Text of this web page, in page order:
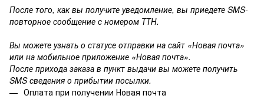
После того, как вы получите уведомление, вы приедете SMS-
повторное сообщение с номером ТТН.
Вы можете узнать о статусе отправки на сайт «Новая почта»
или на мобильное приложение «Новая почта».
После прихода заказа в пункт выдачи вы можете получить
SMS сведения о прибытии посылки.
Оплата при получении Новая почта